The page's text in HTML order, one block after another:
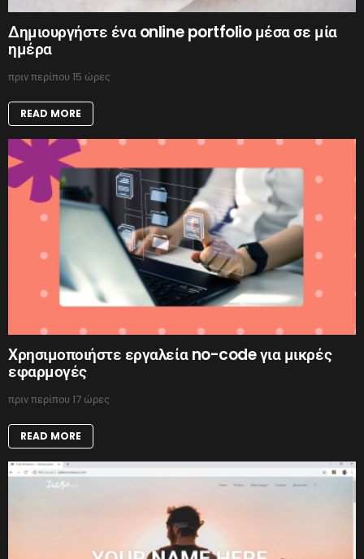
Δημιουργήστε ένα online portfolio μέσα σε μία
ημέρα
πριν περίπου 15 ώρες
READ MORE
Χρησιμοποιήστε εργαλεία no-code για μικρές
εφαρμογές
πριν περίπου 17 ώρες
READ MORE